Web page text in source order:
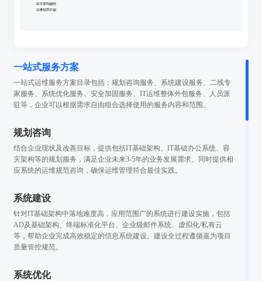
一站式服务方案
一站式运维服务方案目录包括：规划咨询服务、系统建设服务、二线专
家服务、系统优化服务、安全加固服务、IT运维整体外包服务、人员派
驻等，企业可以根据需求自由组合选择使用的服务内容和范围。
规划咨询
结合企业现状及改善目标，提供包括IT基础架构、IT基础办公系统、容
灾架构等的规划服务，满足企业未来3-5年的业务发展需求。同时提供相
应系统的运维规范咨询，确保运维管理符合最佳实践。
系统建设
针对IT基础架构中落地难度高，应用范围广的系统进行建设实施，包括
AD及基础架构、终端标准化平台、企业级邮件系统、虚拟化/私有云
等，帮助企业完成高效稳定的信息系统建设。建设全过程遵循嘉为项目
质量管控规范。
系统优化